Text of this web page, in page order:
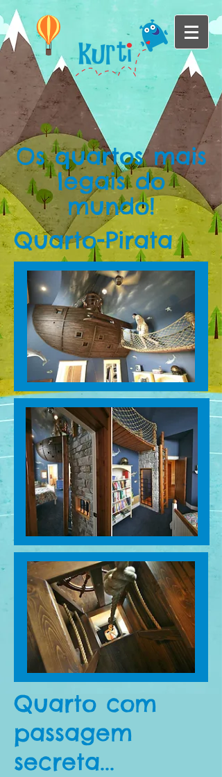
Os quartos mais
legais do
mundo!
Quarto-Pirata
Quarto com
passagem
secreta...